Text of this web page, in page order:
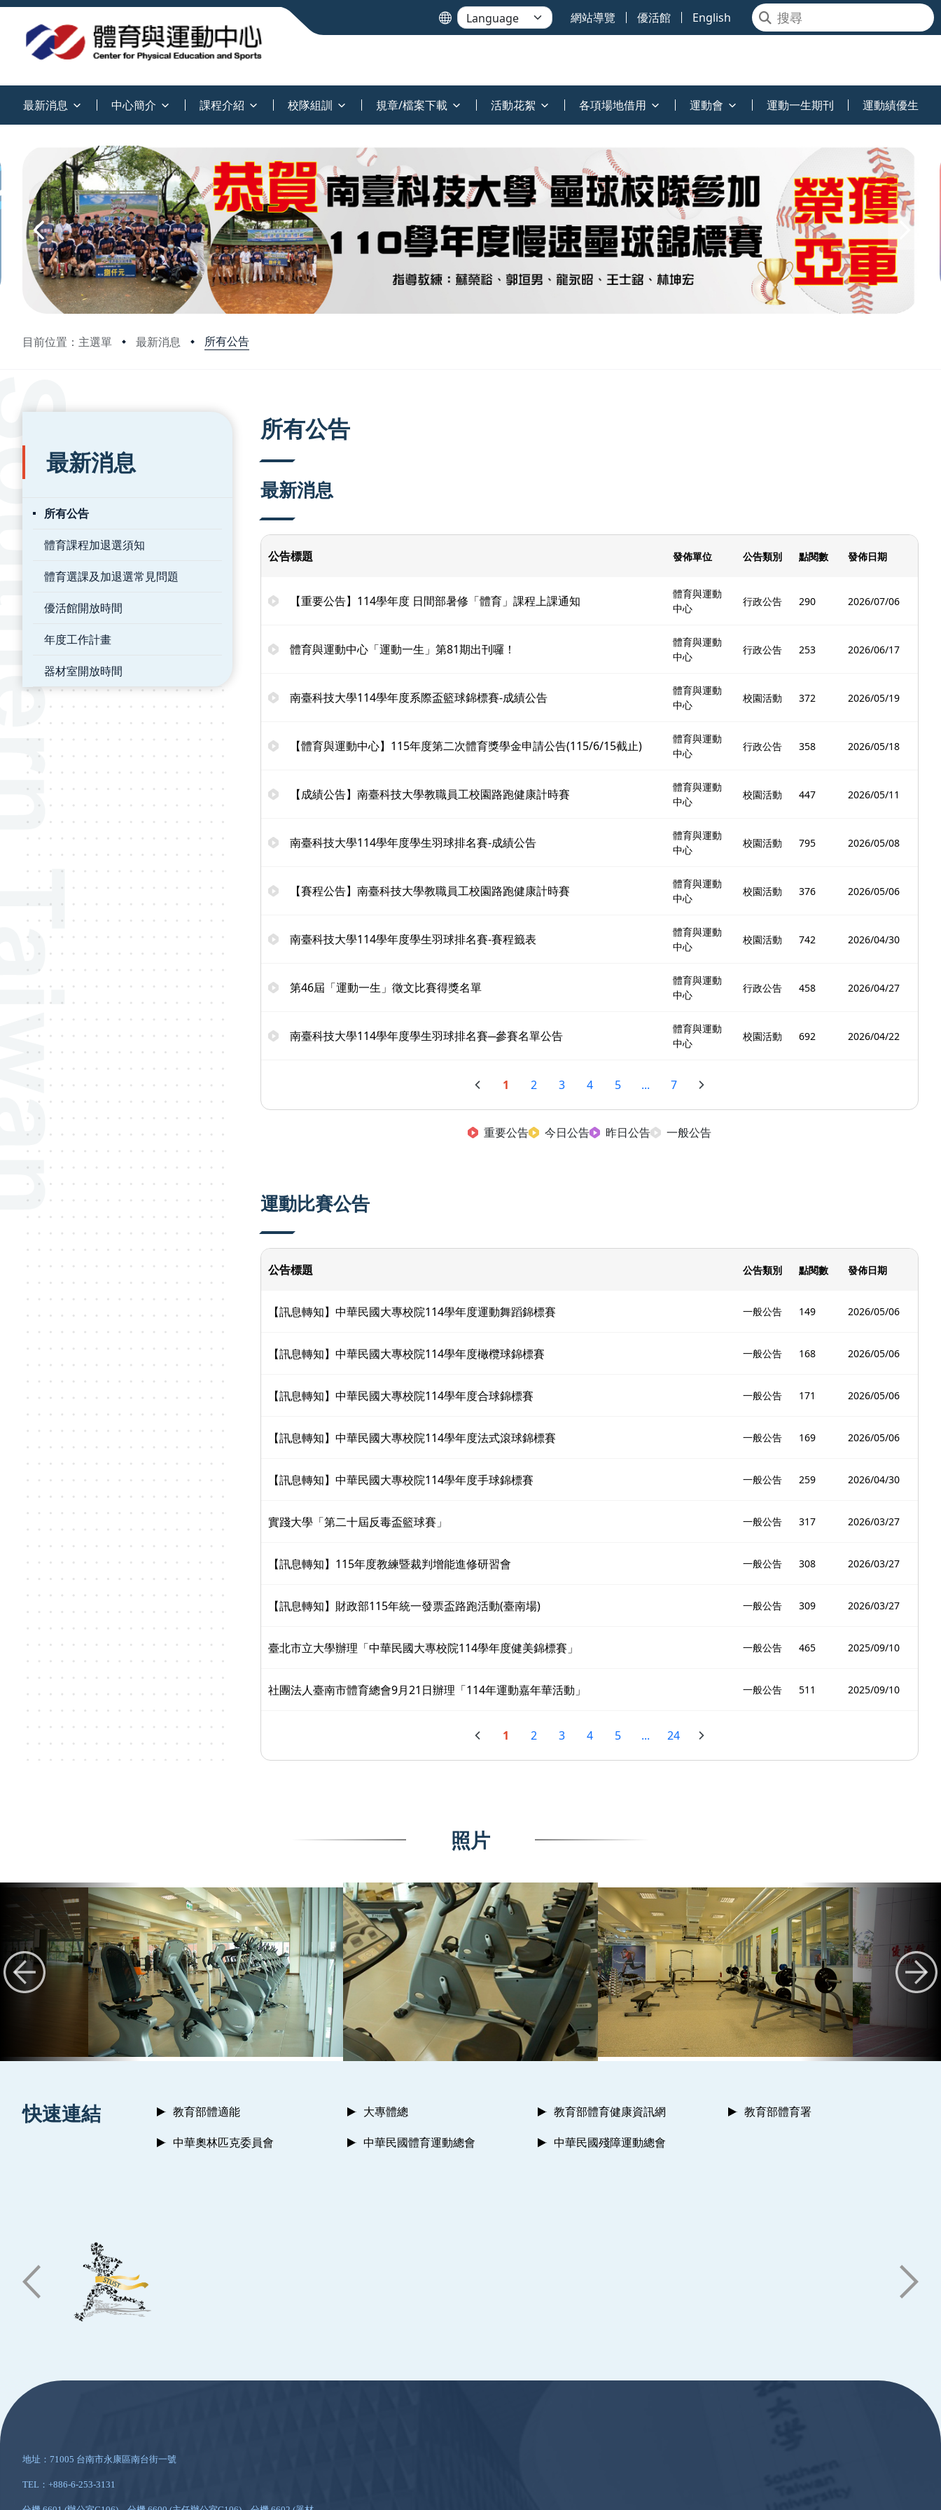
網站導覽 優活館 English
最新消息 中心簡介 課程介紹 校隊組訓 規章/檔案下載 活動花絮 各項場地借用 運動會 運動一生期刊 運動績優生
目前位置：主選單 最新消息 所有公告
:::
最新消息
所有公告
體育課程加退選須知
體育選課及加退選常見問題
優活館開放時間
年度工作計畫
器材室開放時間
所有公告
最新消息
公告標題 發佈單位 公告類別 點閱數 發佈日期
【重要公告】114學年度 日間部暑修「體育」課程上課通知
體育與運動
中心
行政公告 290 2026/07/06
體育與運動中心「運動一生」第81期出刊囉！
體育與運動
中心
行政公告 253 2026/06/17
南臺科技大學114學年度系際盃籃球錦標賽-成績公告
體育與運動
中心
校園活動 372 2026/05/19
【體育與運動中心】115年度第二次體育獎學金申請公告(115/6/15截止)
體育與運動
中心
行政公告 358 2026/05/18
【成績公告】南臺科技大學教職員工校園路跑健康計時賽
體育與運動
中心
校園活動 447 2026/05/11
南臺科技大學114學年度學生羽球排名賽-成績公告
體育與運動
中心
校園活動 795 2026/05/08
【賽程公告】南臺科技大學教職員工校園路跑健康計時賽
體育與運動
中心
校園活動 376 2026/05/06
南臺科技大學114學年度學生羽球排名賽-賽程籤表
體育與運動
中心
校園活動 742 2026/04/30
第46屆「運動一生」徵文比賽得獎名單
體育與運動
中心
行政公告 458 2026/04/27
南臺科技大學114學年度學生羽球排名賽─參賽名單公告
體育與運動
中心
校園活動 692 2026/04/22
1 2 3 4 5 ... 7
重要公告 今日公告 昨日公告 一般公告
運動比賽公告
公告標題 公告類別 點閱數 發佈日期
【訊息轉知】中華民國大專校院114學年度運動舞蹈錦標賽 一般公告 149 2026/05/06
【訊息轉知】中華民國大專校院114學年度橄欖球錦標賽 一般公告 168 2026/05/06
【訊息轉知】中華民國大專校院114學年度合球錦標賽 一般公告 171 2026/05/06
【訊息轉知】中華民國大專校院114學年度法式滾球錦標賽 一般公告 169 2026/05/06
【訊息轉知】中華民國大專校院114學年度手球錦標賽 一般公告 259 2026/04/30
實踐大學「第二十屆反毒盃籃球賽」 一般公告 317 2026/03/27
【訊息轉知】115年度教練暨裁判增能進修研習會 一般公告 308 2026/03/27
【訊息轉知】財政部115年統一發票盃路跑活動(臺南場) 一般公告 309 2026/03/27
臺北市立大學辦理「中華民國大專校院114學年度健美錦標賽」 一般公告 465 2025/09/10
社團法人臺南市體育總會9月21日辦理「114年運動嘉年華活動」 一般公告 511 2025/09/10
1 2 3 4 5 ... 24
照片
快速連結 教育部體適能 大專體總 教育部體育健康資訊網
教育部體育署
中華奧林匹克委員會
中華民國體育運動總會 中華民國殘障運動總會
地址：71005 台南市永康區南台街一號
TEL：+886-6-253-3131